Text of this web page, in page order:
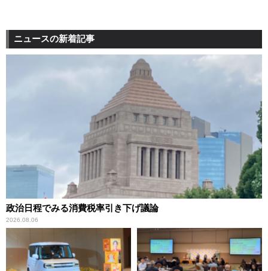
ニュースの新着記事
政治日程でみる消費税率引き下げ議論
2026.08.06